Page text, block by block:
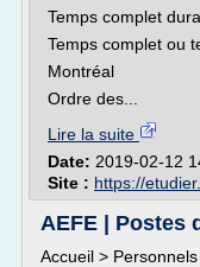
Temps complet
Temps complet ou
Montréal
Ordre des...
Lire la suite
Date: 2019-02-12
Site : https://
AEFE | Postes
Accueil >